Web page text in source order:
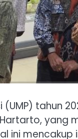
tahun
yang
ini mencakup